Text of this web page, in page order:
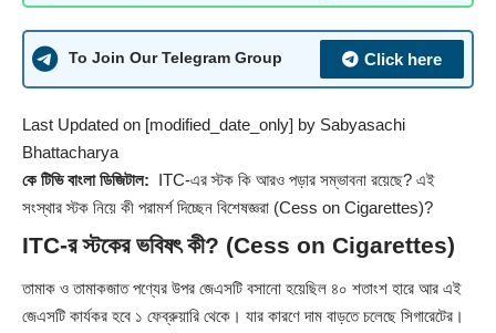
To Join Our Telegram Group Click here
Last Updated on [modified_date_only] by Sabyasachi
Bhattacharya
কে টিভি বাংলা ডিজিটাল: ITC-এর স্টক কি আরও পড়ার সম্ভাবনা রয়েছে? এই
সংস্থার স্টক নিয়ে কী পরামর্শ দিচ্ছেন বিশেষজ্ঞরা (Cess on Cigarettes)?
ITC-র স্টকের ভবিষৎ কী? (Cess on Cigarettes)
তামাক ও তামাকজাত পণ্যের উপর জেএসটি বসানো হয়েছিল ৪০ শতাংশ হারে আর এই
জেএসটি কার্যকর হবে ১ ফেব্রুয়ারি থেকে। যার কারণে দাম বাড়তে চলেছে সিগারেটের।